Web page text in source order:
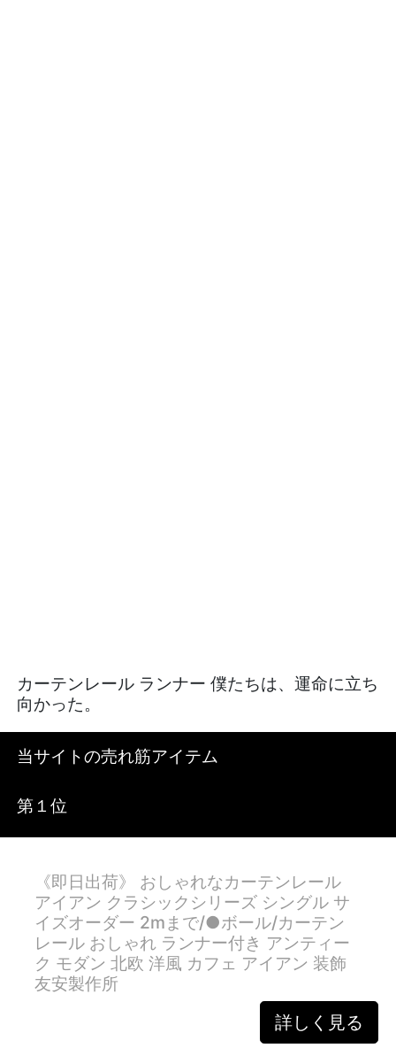
カーテンレール ランナー 僕たちは、運命に立ち
向かった。
当サイトの売れ筋アイテム
第１位
《即日出荷》 おしゃれなカーテンレール
アイアン クラシックシリーズ シングル サ
イズオーダー 2mまで/●ボール/カーテン
レール おしゃれ ランナー付き アンティー
ク モダン 北欧 洋風 カフェ アイアン 装飾
友安製作所
詳しく見る